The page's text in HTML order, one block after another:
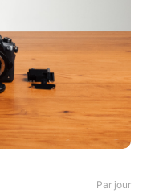
Par jour